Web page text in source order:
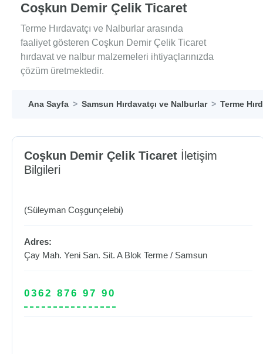
Coşkun Demir Çelik Ticaret
Terme Hırdavatçı ve Nalburlar arasında
faaliyet gösteren Coşkun Demir Çelik Ticaret
hırdavat ve nalbur malzemeleri ihtiyaçlarınızda
çözüm üretmektedir.
Ana Sayfa Samsun Hırdavatçı ve Nalburlar Terme
Coşkun Demir Çelik Ticaret İletişim
Bilgileri
(Süleyman Coşgunçelebi)
Adres:
Çay Mah. Yeni San. Sit. A Blok Terme / Samsun
0362 876 97 90